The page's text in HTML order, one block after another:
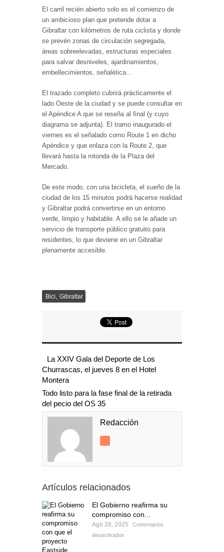
El carril recién abierto solo es el comienzo de
un ambicioso plan que pretende dotar a
Gibraltar con kilómetros de ruta ciclista y donde
se prevén zonas de circulación segregada,
áreas sobreelevadas, estructuras especiales
para salvar desniveles, ajardinamientos,
embellecimientos, señalética…
El trazado completo cubrirá prácticamente el
lado Oeste de la ciudad y se puede consultar en
el Apéndice A que se reseña al final (y cuyo
diagrama se adjunta). El tramo inaugurado el
viernes es el señalado como Route 1 en dicho
Apéndice y que enlaza con la Route 2, que
llevará hasta la rotonda de la Plaza del
Mercado.
De este modo, con una bicicleta, el sueño de la
ciudad de los 15 minutos podrá hacerse realidad
y Gibraltar podrá convertirse en un entorno
verde, limpio y habitable. A ello se le añade un
servicio de transporte público gratuito para
residentes, lo que deviene en un Gibraltar
plenamente accesible.
Bici, Gibraltar
La XXIV Gala del Deporte de Los
Churrascas, el jueves 8 en el Hotel
Montera
Todo listo para la fase final de la retirada
del pecio del OS 35
Redacción
Artículos relacionados
El Gobierno reafirma su
compromiso con...
Ago 28, 2025
Comentarios
desactivados